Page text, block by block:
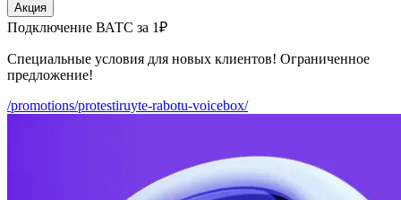
Акция
Подключение ВАТС за 1₽
Специальные условия для новых клиентов! Ограниченное
предложение!
/promotions/protestiruyte-rabotu-voicebox/